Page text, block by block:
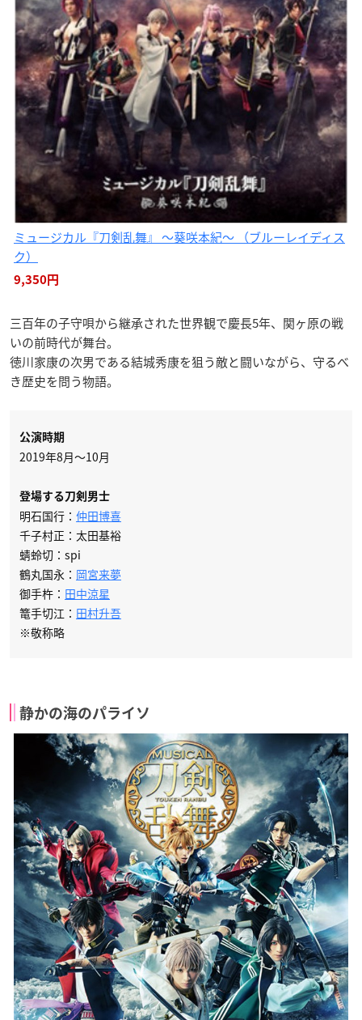
ミュージカル『刀剣乱舞』 〜葵咲本紀〜 （ブルーレイディス
ク）
9,350円
三百年の子守唄から継承された世界観で慶長5年、関ヶ原の戦
いの前時代が舞台。
徳川家康の次男である結城秀康を狙う敵と闘いながら、守るべ
き歴史を問う物語。
公演時期
2019年8月～10月
登場する刀剣男士
明石国行： 仲田博喜
千子村正：太田基裕
蜻蛉切：spi
鶴丸国永： 岡宮来夢
御手杵： 田中涼星
篭手切江： 田村升吾
※敬称略
静かの海のパライソ